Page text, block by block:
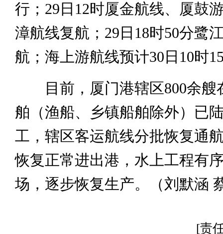
行；29日12时厦金航线、厦鼓
漳航线复航；29日18时50分鹭
航；海上游航线预计30日10时
目前，厦门港辖区800余艘
舶（渔船、乡镇船舶除外）已
工，辖区客运航线分批恢复通
恢复正常进出港，水上工程有
场，逐步恢复生产。（刘默涵
[责